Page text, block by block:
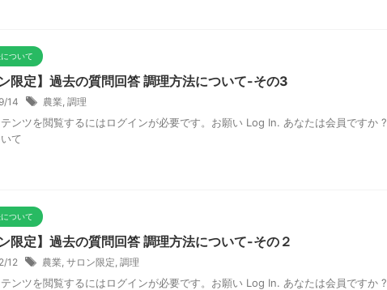
ついて
ン限定】過去の質問回答 調理方法について-その3
14 農業 調理
テンツを閲覧するにはログインが必要です。お願い Log In. あなたは会員ですか ?
て
ついて
ン限定】過去の質問回答 調理方法について-その２
12 農業, サロン限定, 調理
テンツを閲覧するにはログインが必要です。お願い Log In. あなたは会員ですか ?